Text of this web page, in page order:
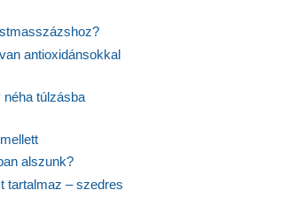
antioxidánsokkal
túlzásba
alszunk?
tartalmaz – szedres